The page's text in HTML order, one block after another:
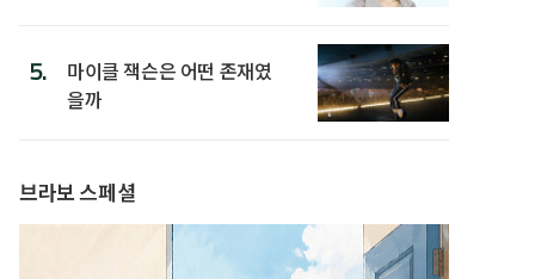
5.
마이클 잭슨은 어떤 존재였
을까
브라보 스페셜